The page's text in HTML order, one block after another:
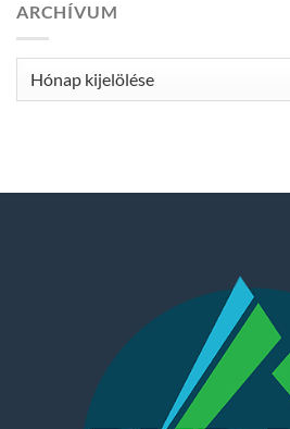
ARCHÍVUM
Archívum